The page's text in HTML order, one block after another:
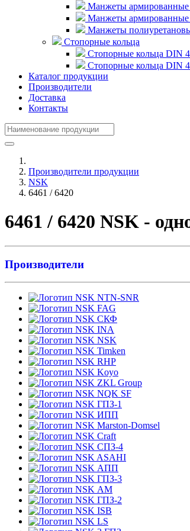
Манжеты
Манжеты армированные
Манжеты
Стопорные кольца
Стопорные кольца DIN
Стопорные кольца DIN
Каталог продукции
Производители
Доставка
Контакты
Производители продукции
NSK
6461 / 6420
6461 / 6420 NSK -
Производители
NTN-SNR
FAG
СКФ
INA
NSK
Timken
RHP
Koyo
ZKL Group
NQK SF
ГПЗ-1
ИПП
Marston-Domsel
Craft
СПЗ-4
ASAHI
АПП
ГПЗ-3
АМ
ГПЗ-2
ISB
LS